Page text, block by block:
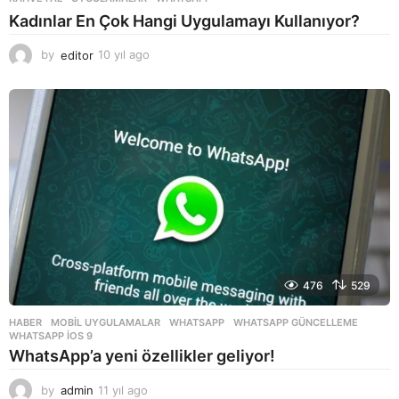
Kadınlar En Çok Hangi Uygulamayı Kullanıyor?
by editor 10 yıl ago
y
a
o
476 529
HABER ,MOBIL UYGULAMALAR WHATSAPP ,WHATSAPP GÜNCELLEME
WHATSAPP IOS 9
WhatsApp’a yeni özellikler geliyor!
by admin 11 yıl ago